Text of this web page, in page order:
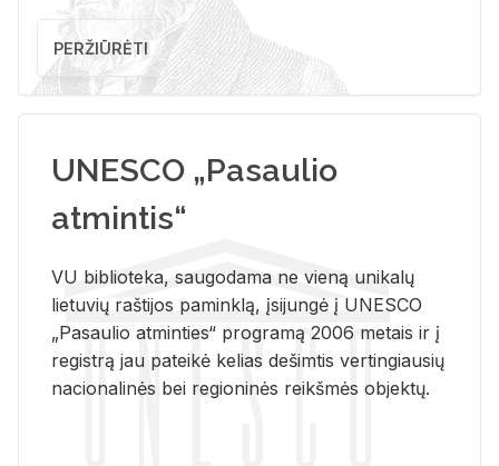
PERŽIŪRĖTI
UNESCO „Pasaulio
atmintis“
VU biblioteka, saugodama ne vieną unikalų
lietuvių raštijos paminklą, įsijungė į UNESCO
„Pasaulio atminties“ programą 2006 metais ir į
registrą jau pateikė kelias dešimtis vertingiausių
nacionalinės bei regioninės reikšmės objektų.